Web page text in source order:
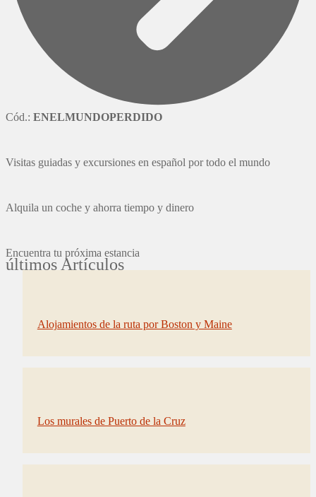
Cód.: ENELMUNDOPERDIDO
Visitas guiadas y excursiones en español por todo el mundo
Alquila un coche y ahorra tiempo y dinero
Encuentra tu próxima estancia
últimos Artículos
Alojamientos de la ruta por Boston y Maine
Los murales de Puerto de la Cruz